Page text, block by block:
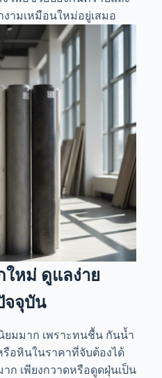
ามเหมือนใหม่อยู่เสมอ
ใหม่ ดูแลง่าย
จจุบัน
มมาก เพราะทนชื้น กันน้ำ
อหินในราคาที่จับต้องได้
ก เพียงกวาดหรือดูดฝุ่นเป็น